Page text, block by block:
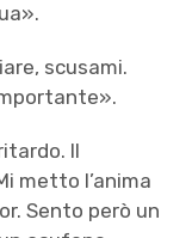
scusami.
Il
metto l’anima
Sento però un